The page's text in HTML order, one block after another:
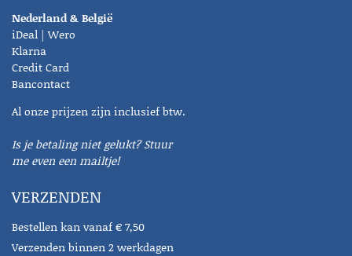
Nederland & België
iDeal | Wero
Klarna
Credit Card
Bancontact
Al onze prijzen zijn inclusief btw.
Is je betaling niet gelukt? Stuur
me even een mailtje!
VERZENDEN
Bestellen kan vanaf € 7,50
Verzenden binnen 2 werkdagen